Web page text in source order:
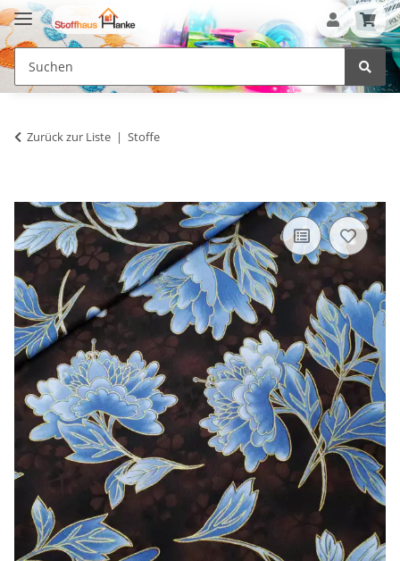
Zurück zur Liste Stoffe